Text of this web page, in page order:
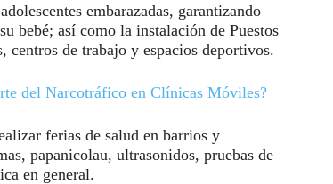
embarazadas, garantizando
bebé; así como la instalación de Puestos
centros de trabajo y espacios deportivos.
del Narcotráfico en Clínicas Móviles?
ferias de salud en barrios y
papanicolau, ultrasonidos, pruebas de
en general.